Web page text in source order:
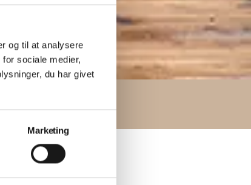
og til at analysere
sociale medier,
du har givet
Marketing